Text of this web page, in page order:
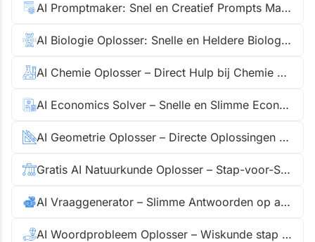
AI Promptmaker: Snel en Creatief Prompts Maken
AI Biologie Oplosser: Snelle en Heldere Biologiehulp
AI Chemie Oplosser – Direct Hulp bij Chemie Huiswerk
AI Economics Solver – Snelle en Slimme Economie Oplossingen
AI Geometrie Oplosser – Directe Oplossingen voor Geometrieproblemen
Gratis AI Natuurkunde Oplosser – Stap-voor-Stap Oplossingen
AI Vraaggenerator – Slimme Antwoorden op al je Vragen
AI Woordprobleem Oplosser – Wiskunde stap voor stap